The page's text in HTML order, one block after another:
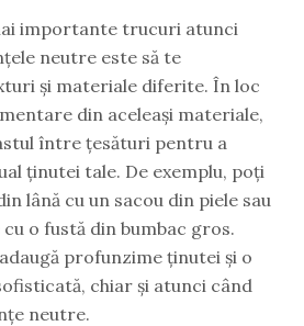
importante trucuri atunci
neutre este să te
și materiale diferite. În loc
din aceleași materiale,
între țesături pentru a
ținutei tale. De exemplu, poți
lână cu un sacou din piele sau
o fustă din bumbac gros.
profunzime ținutei și o
chiar și atunci când
neutre.